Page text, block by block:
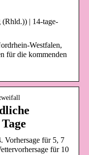
| 14-tage-
Westfalen,
für die kommenden
Vorhersage für 5, 7
für 10